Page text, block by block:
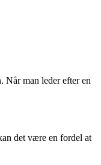
Når man leder efter en
det være en fordel at